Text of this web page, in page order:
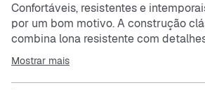
Confortáveis, resistentes e
por um bom motivo. A construção
combina lona resistente com
estilo que te acompanha quer estejas
movimento.
Mostrar mais